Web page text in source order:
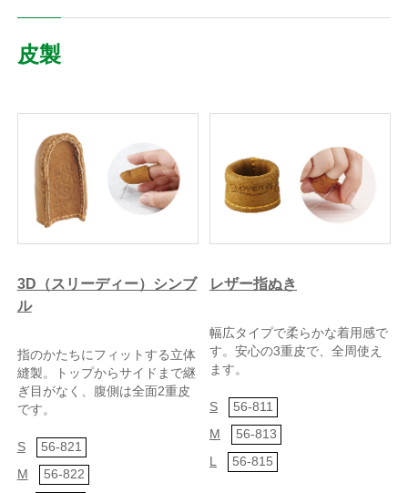
皮製
3D（スリーディー）シンブ
ル
指のかたちにフィットする立体
縫製。トップからサイドまで継
ぎ目がなく、腹側は全面2重皮
です。
S
56-821
M
56-822
レザー指ぬき
幅広タイプで柔らかな着用感で
す。安心の3重皮で、全周使え
ます。
S
56-811
M
56-813
L
56-815